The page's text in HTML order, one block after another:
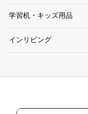
学習机・キッズ用品
インリビング